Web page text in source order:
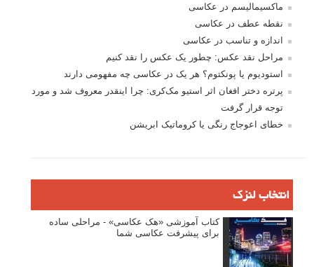
ماکسیمالیسم در عکاسی
نقطه عطف در عکاسی
اندازه و تناسب در عکاسی
مراحل نقد عکس: چطور یک عکس را نقد کنیم
استودیوم یا پونکتوم؟ هر یک در عکاسی چه مفهومی دارند
پرتره دختر افغان اثر استیو مک‌کری: چرا اینقدر معروف شد و مورد
توجه قرار گرفت
خطای اعوجاج رنگی یا کروماتیک ابریشن
انتخاب لنزک
کتاب آموزشی «هک عکاسی» - مراحلی ساده
برای پیشرفت عکاسی شما